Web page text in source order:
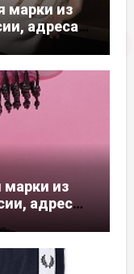
марки из
адреса
марки из
адреса